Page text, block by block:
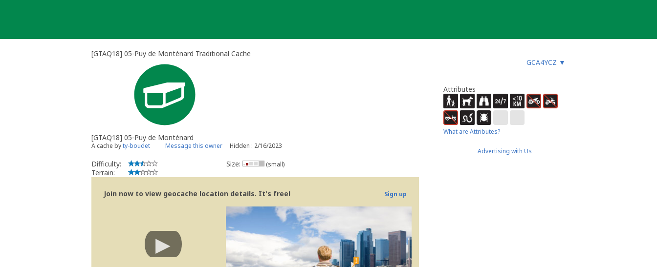
[GTAQ18] 05-Puy de Monténard Traditional Cache
GCA4YCZ ▼
[GTAQ18] 05-Puy de Monténard
A cache byty-boudet Message this owner Hidden : 2/16/2023
Difficulty:
Terrain:
Size: (small)
Join now to view geocache location details. It's free! Sign up
Attributes
What are Attributes?
Advertising with Us